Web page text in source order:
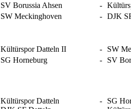
SV Borussia Ahsen -
SW Meckinghoven - DJK
Kültürspor Datteln II -
SW
SG Horneburg - SV
Kültürspor Datteln
-
SG